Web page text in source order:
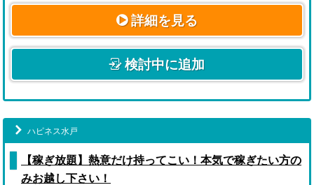
詳細を見る
検討中に追加
ハピネス水戸
【稼ぎ放題】熱意だけ持ってこい！本気で稼ぎたい方の
みお越し下さい！